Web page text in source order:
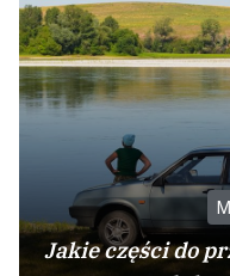
Jakie części do